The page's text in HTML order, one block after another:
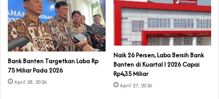
Bank Banten Targetkan Laba Rp
75 Miliar Pada 2026
April 28, 2026
Naik 26 Persen, Laba Bersih Bank
Banten di Kuartal I 2026 Capai
Rp4,35 Miliar
April 27, 2026